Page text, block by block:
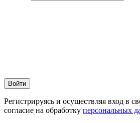
Войти
Регистрируясь и осуществляя вход в
согласие на обработку персональных